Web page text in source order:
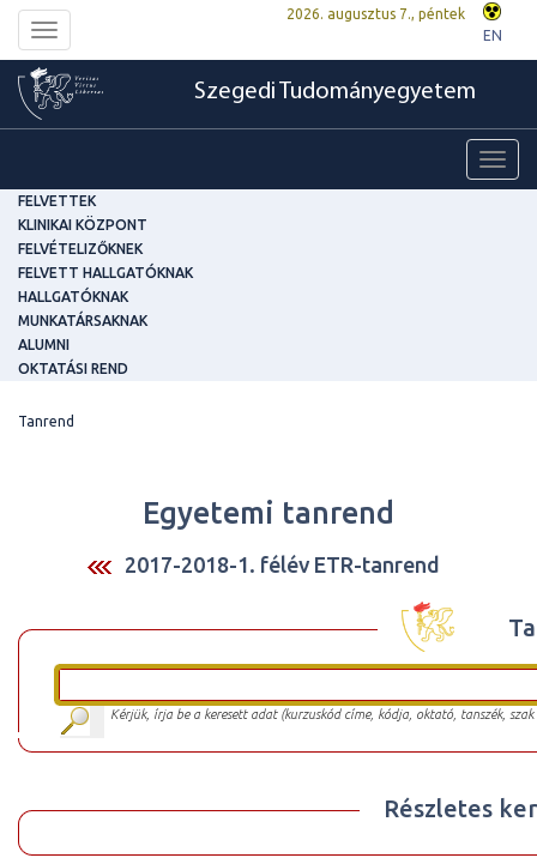
Toggle
navigation
2026. augusztus 7., péntek
EN
Szegedi Tudományegyetem
FELVETTEK
KLINIKAI KÖZPONT
FELVÉTELIZŐKNEK
FELVETT HALLGATÓKNAK
HALLGATÓKNAK
MUNKATÁRSAKNAK
ALUMNI
OKTATÁSI REND
Tanrend
Egyetemi tanrend
2017-2018-1. félév ETR-tanrend
Kérjük, írja be a keresett adat (kurzuskód címe, kódja, oktató, tanszék,
Részletes